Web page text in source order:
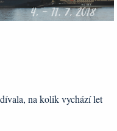
na kolik vychází let